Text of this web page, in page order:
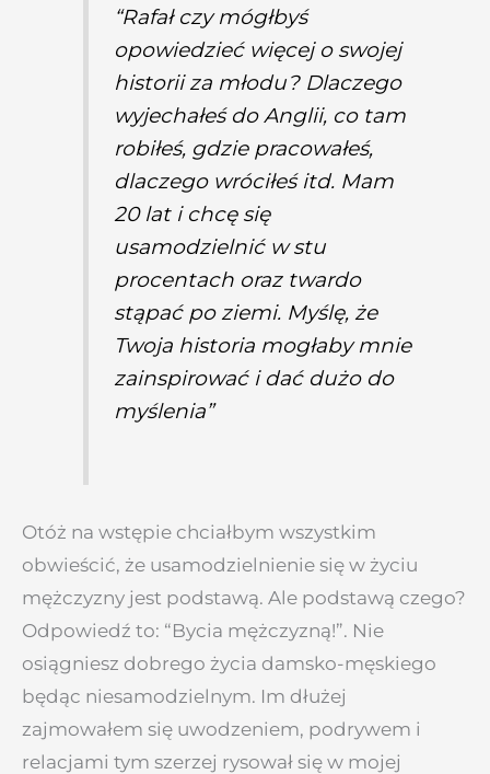
“Rafał czy mógłbyś
opowiedzieć więcej o swojej
historii za młodu? Dlaczego
wyjechałeś do Anglii, co tam
robiłeś, gdzie pracowałeś,
dlaczego wróciłeś itd. Mam
20 lat i chcę się
usamodzielnić w stu
procentach oraz twardo
stąpać po ziemi. Myślę, że
Twoja historia mogłaby mnie
zainspirować i dać dużo do
myślenia”
Otóż na wstępie chciałbym wszystkim
obwieścić, że usamodzielnienie się w życiu
mężczyzny jest podstawą. Ale podstawą czego?
Odpowiedź to: “Bycia mężczyzną!”. Nie
osiągniesz dobrego życia damsko-męskiego
będąc niesamodzielnym. Im dłużej
zajmowałem się uwodzeniem, podrywem i
relacjami tym szerzej rysował się w mojej